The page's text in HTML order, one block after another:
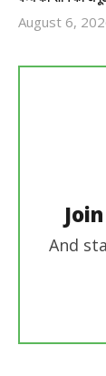
August 6,
And